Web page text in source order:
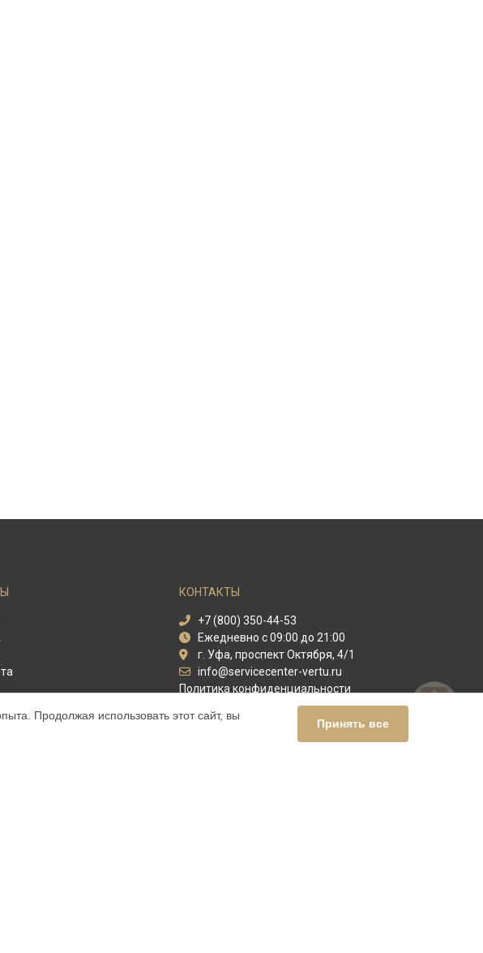
КОНТАКТЫ
+7 (800) 350-44-53
Ежедневно с 09:00 до 21:00
г. Уфа, проспект Октября, 4/1
info@servicecenter-vertu.ru
Политика конфиденциальности
Способы оплаты
Продолжая использовать этот сайт, вы
Принять все